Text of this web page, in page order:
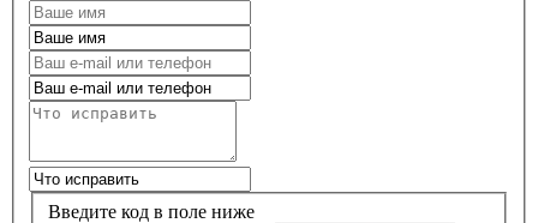
Введите код в поле ниже